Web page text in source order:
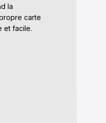
la
carte
et facile.